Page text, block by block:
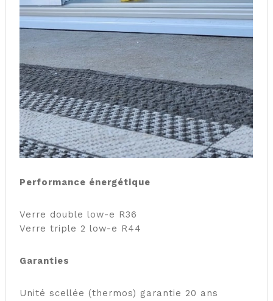
Performance énergétique
Verre double low-e R36
Verre triple 2 low-e R44
Garanties
Unité scellée (thermos) garantie 20 ans